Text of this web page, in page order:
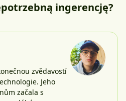
ingerencję?
zvědavostí
Jeho
začala s